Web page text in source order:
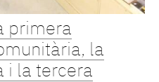
primera
la
i la tercera